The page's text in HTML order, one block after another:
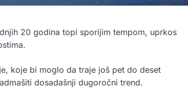
20 godina topi sporijim tempom, uprkos
koje bi moglo da traje još pet do deset
dosadašnji dugoročni trend.